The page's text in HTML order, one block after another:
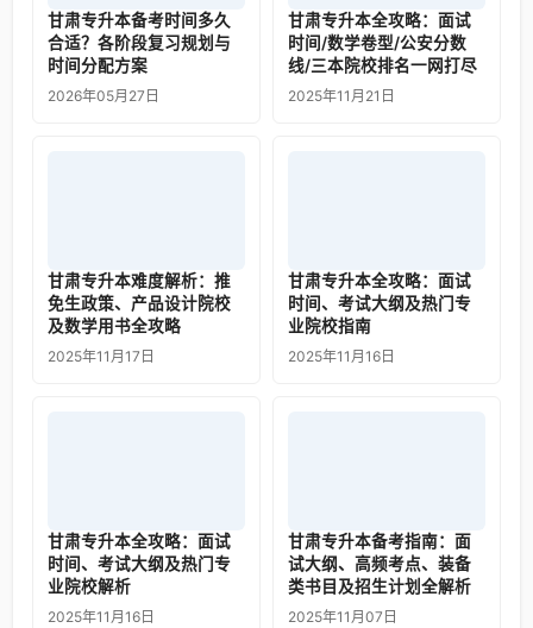
甘肃专升本备考时间多久
合适？各阶段复习规划与
时间分配方案
2026年05月27日
甘肃专升本全攻略：面试
时间/数学卷型/公安分数
线/三本院校排名一网打尽
2025年11月21日
甘肃专升本难度解析：推
免生政策、产品设计院校
及数学用书全攻略
2025年11月17日
甘肃专升本全攻略：面试
时间、考试大纲及热门专
业院校指南
2025年11月16日
甘肃专升本全攻略：面试
时间、考试大纲及热门专
业院校解析
2025年11月16日
甘肃专升本备考指南：面
试大纲、高频考点、装备
类书目及招生计划全解析
2025年11月07日